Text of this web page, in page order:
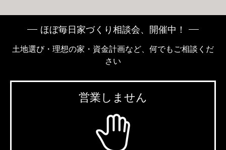
ほぼ毎日家づくり相談会、開催中！
土地選び・理想の家・資金計画など、何でもご相談くだ
さい
営業しません